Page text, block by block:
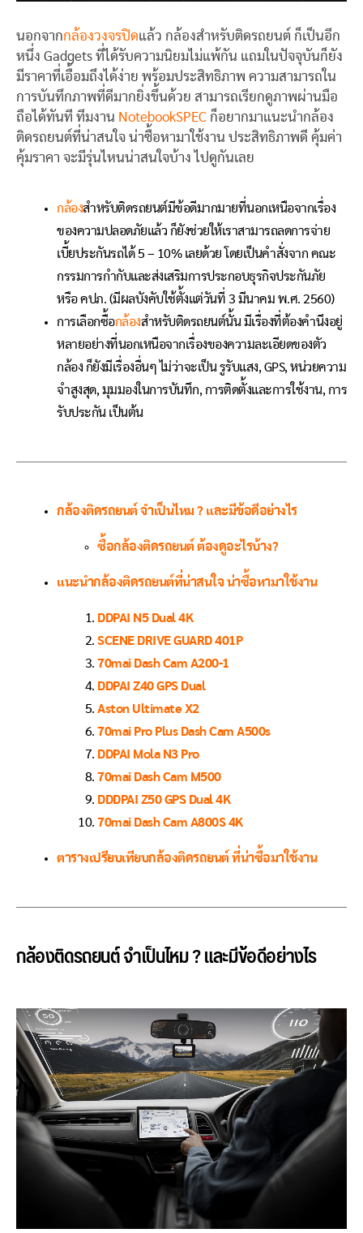
นอกจากกล้องวงจรปิดแล้ว กล้องสำหรับติดรถยนต์ ก็เป็นอีก
หนึ่ง Gadgets ที่ได้รับความนิยมไม่แพ้กัน แถมในปัจจุบันก็ยัง
มีราคาที่เอื้อมถึงได้ง่าย พร้อมประสิทธิภาพ ความสามารถใน
การบันทึกภาพที่ดีมากยิ่งขึ้นด้วย สามารถเรียกดูภาพผ่านมือ
ถือได้ทันที ทีมงาน NotebookSPEC ก็อยากมาแนะนำกล้อง
ติดรถยนต์ที่น่าสนใจ น่าซื้อหามาใช้งาน ประสิทธิภาพดี คุ้มค่า
คุ้มราคา จะมีรุ่นไหนน่าสนใจบ้าง ไปดูกันเลย
กล้องสำหรับติดรถยนต์มีข้อดีมากมายที่นอกเหนือจากเรื่อง
ของความปลอดภัยแล้ว ก็ยังช่วยให้เราสามารถลดการจ่าย
เบี้ยประกันรถได้ 5 – 10% เลยด้วย โดยเป็นคำสั่งจาก คณะ
กรรมการกำกับและส่งเสริมการประกอบธุรกิจประกันภัย
หรือ คปภ. (มีผลบังคับใช้ตั้งแต่วันที่ 3 มีนาคม พ.ศ. 2560)
การเลือกซื้อกล้องสำหรับติดรถยนต์นั้น มีเรื่องที่ต้องคำนึงอยู่
หลายอย่างที่นอกเหนือจากเรื่องของความละเอียดของตัว
กล้อง ก็ยังมีเรื่องอื่นๆ ไม่ว่าจะเป็น รูรับแสง, GPS, หน่วยความ
จำสูงสุด, มุมมองในการบันทึก, การติดตั้งและการใช้งาน, การ
รับประกัน เป็นต้น
กล้องติดรถยนต์ จำเป็นไหม ? และมีข้อดีอย่างไร
ซื้อกล้องติดรถยนต์ ต้องดูอะไรบ้าง?
แนะนำกล้องติดรถยนต์ที่น่าสนใจ น่าซื้อหามาใช้งาน
DDPAI N5 Dual 4K
SCENE DRIVE GUARD 401P
70mai Dash Cam A200-1
DDPAI Z40 GPS Dual
Aston Ultimate X2
70mai Pro Plus Dash Cam A500s
DDPAI Mola N3 Pro
70mai Dash Cam M500
DDDPAI Z50 GPS Dual 4K
70mai Dash Cam A800S 4K
ตารางเปรียบเทียบกล้องติดรถยนต์ ที่น่าซื้อมาใช้งาน
กล้องติดรถยนต์ จำเป็นไหม ? และมีข้อดีอย่างไร